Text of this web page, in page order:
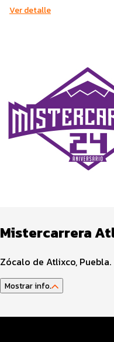
Ver detalle
Mistercarrera
Zócalo de Atlixco, Puebla.
Mostrar info.